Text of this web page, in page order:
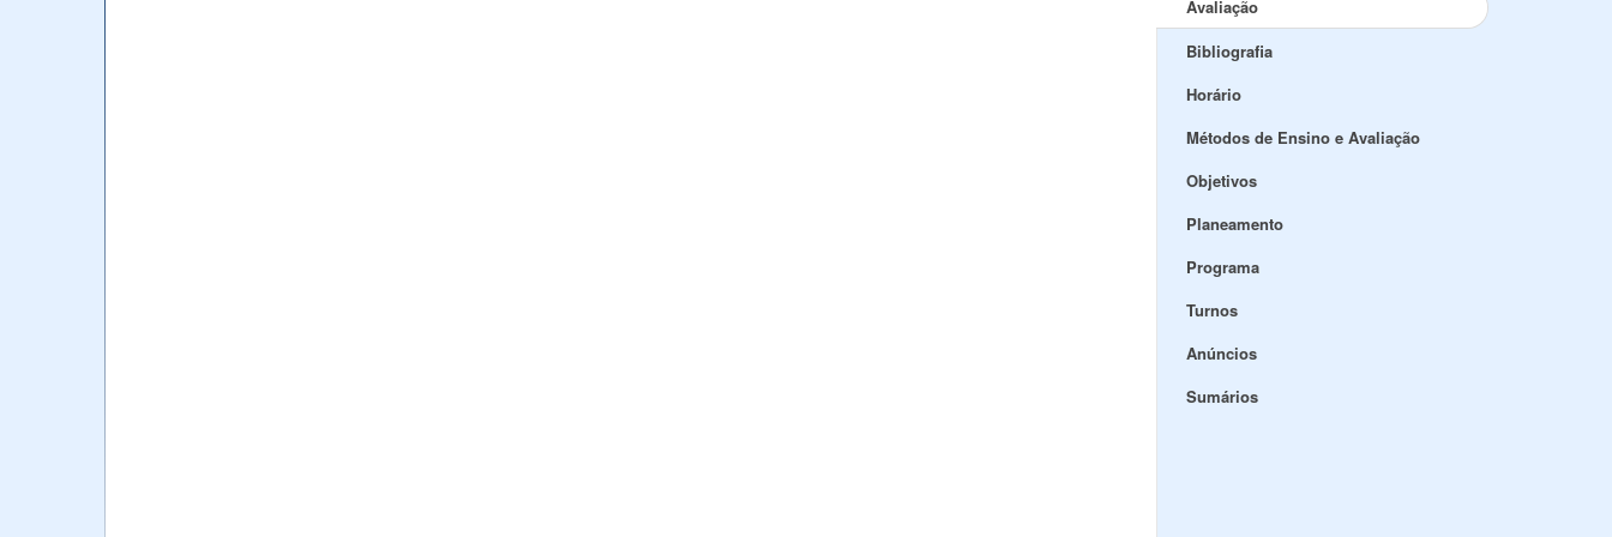
Avaliação
Bibliografia
Horário
Métodos de Ensino e Avaliação
Objetivos
Planeamento
Programa
Turnos
Anúncios
Sumários